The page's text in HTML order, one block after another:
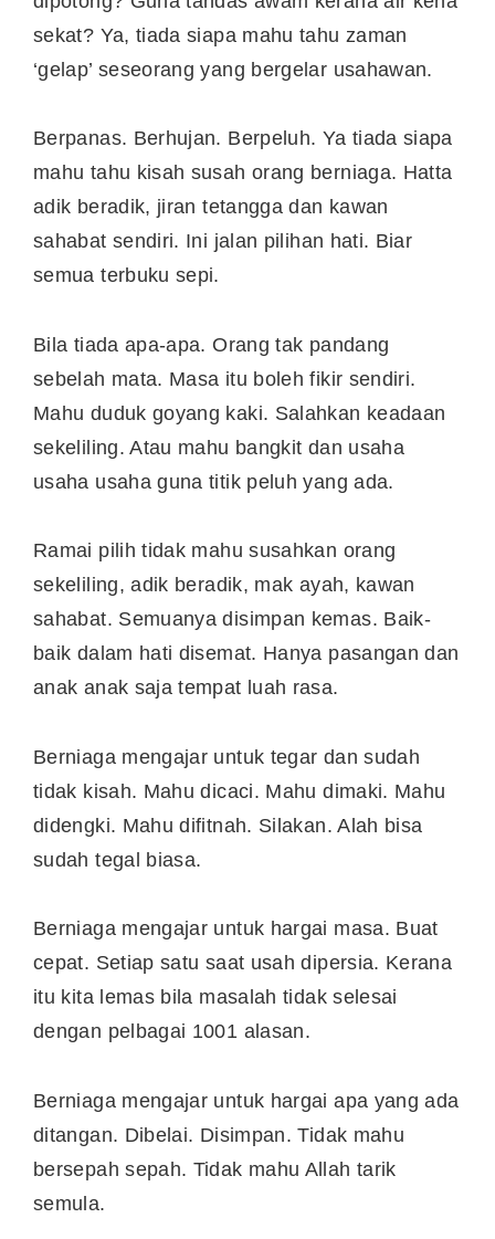
sekat? Ya, tiada siapa mahu tahu zaman
‘gelap’ seseorang yang bergelar usahawan.
Berpanas. Berhujan. Berpeluh. Ya tiada siapa
mahu tahu kisah susah orang berniaga. Hatta
adik beradik, jiran tetangga dan kawan
sahabat sendiri. Ini jalan pilihan hati. Biar
semua terbuku sepi.
Bila tiada apa-apa. Orang tak pandang
sebelah mata. Masa itu boleh fikir sendiri.
Mahu duduk goyang kaki. Salahkan keadaan
sekeliling. Atau mahu bangkit dan usaha
usaha usaha guna titik peluh yang ada.
Ramai pilih tidak mahu susahkan orang
sekeliling, adik beradik, mak ayah, kawan
sahabat. Semuanya disimpan kemas. Baik-
baik dalam hati disemat. Hanya pasangan dan
anak anak saja tempat luah rasa.
Berniaga mengajar untuk tegar dan sudah
tidak kisah. Mahu dicaci. Mahu dimaki. Mahu
didengki. Mahu difitnah. Silakan. Alah bisa
sudah tegal biasa.
Berniaga mengajar untuk hargai masa. Buat
cepat. Setiap satu saat usah dipersia. Kerana
itu kita lemas bila masalah tidak selesai
dengan pelbagai 1001 alasan.
Berniaga mengajar untuk hargai apa yang ada
ditangan. Dibelai. Disimpan. Tidak mahu
bersepah sepah. Tidak mahu Allah tarik
semula.